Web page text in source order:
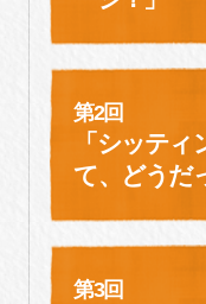
第2回
「シッテ
て、
どうだ
第3回